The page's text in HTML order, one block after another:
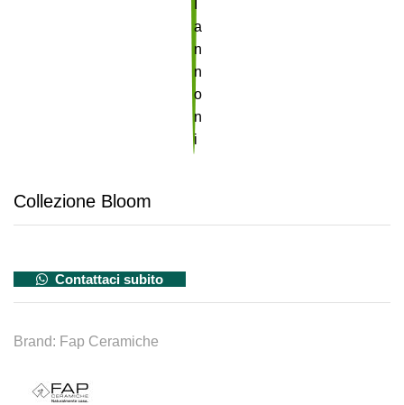
Collezione Bloom
Contattaci subito
Brand: Fap Ceramiche